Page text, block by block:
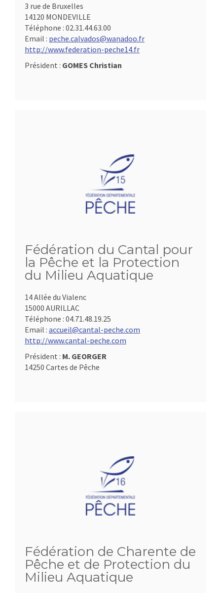
3 rue de Bruxelles
14120 MONDEVILLE
Téléphone : 02.31.44.63.00
Email : peche.calvados@wanadoo.fr
http://www.federation-peche14.fr
Président : GOMES Christian
Fédération du Cantal pour
la Pêche et la Protection
du Milieu Aquatique
14 Allée du Vialenc
15000 AURILLAC
Téléphone : 04.71.48.19.25
Email : accueil@cantal-peche.com
http://www.cantal-peche.com
Président : M. GEORGER
14250 Cartes de Pêche
Fédération de Charente de
Pêche et de Protection du
Milieu Aquatique